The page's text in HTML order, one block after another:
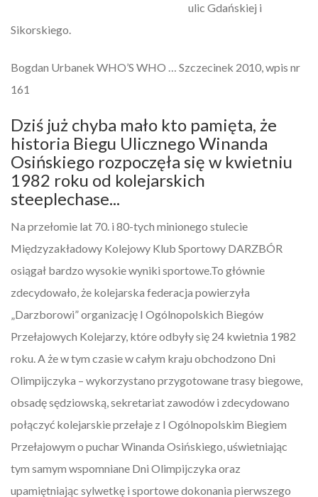
ulic Gdańskiej i
Sikorskiego.
Bogdan Urbanek WHO’S WHO … Szczecinek 2010, wpis nr
161
Dziś już chyba mało kto pamięta, że
historia Biegu Ulicznego Winanda
Osińskiego rozpoczęła się w kwietniu
1982 roku od kolejarskich
steeplechase...
Na przełomie lat 70. i 80-tych minionego stulecie
Międzyzakładowy Kolejowy Klub Sportowy DARZBÓR
osiągał bardzo wysokie wyniki sportowe.To głównie
zdecydowało, że kolejarska federacja powierzyła
„Darzborowi” organizację I Ogólnopolskich Biegów
Przełajowych Kolejarzy, które odbyły się 24 kwietnia 1982
roku. A że w tym czasie w całym kraju obchodzono Dni
Olimpijczyka – wykorzystano przygotowane trasy biegowe,
obsadę sędziowską, sekretariat zawodów i zdecydowano
połączyć kolejarskie przełaje z I Ogólnopolskim Biegiem
Przełajowym o puchar Winanda Osińskiego, uświetniając
tym samym wspomniane Dni Olimpijczyka oraz
upamiętniając sylwetkę i sportowe dokonania pierwszego